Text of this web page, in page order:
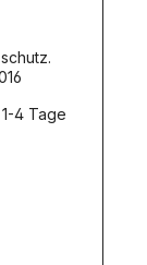
4 Tage